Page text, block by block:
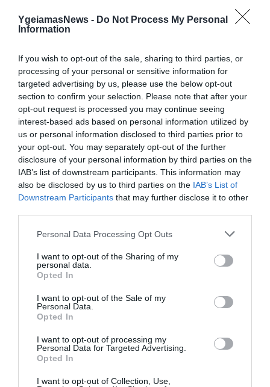
YgeiamasNews - Do Not Process My Personal
Information
If you wish to opt-out of the sale, sharing to third parties, or
processing of your personal or sensitive information for
targeted advertising by us, please use the below opt-out
section to confirm your selection. Please note that after your
opt-out request is processed you may continue seeing
interest-based ads based on personal information utilized by
us or personal information disclosed to third parties prior to
your opt-out. You may separately opt-out of the further
disclosure of your personal information by third parties on the
IAB’s list of downstream participants. This information may
also be disclosed by us to third parties on the IAB’s List of
Downstream Participants that may further disclose it to other
Please note that this website/app uses one or more Google
not limited to your visit or usage behaviour. You may click to
grant or deny consent to Google and its third-party tags to
use your data for below specified purposes in below Google
consent section.
Personal Data Processing Opt Outs
I want to opt-out of the Sharing of my
personal data.
Opted In
I want to opt-out of the Sale of my
Personal Data.
Opted In
I want to opt-out of processing my
Personal Data for Targeted Advertising.
Opted In
I want to opt-out of Collection, Use,
Μπορούμε να ζήσουμε 194 χρόνια; – Ρώσοι
επιστήμονες εξετάζουν τα θεωρητικά όρια
της ανθρώπινης ζωής
Δεν ήταν μόνο ηθικοί λόγοι: Γιατί
εξαφανίστηκε ο κανιβαλισμός από τις
ανθρώπινες κοινωνίες – Τι δείχνει νέα
έρευνα